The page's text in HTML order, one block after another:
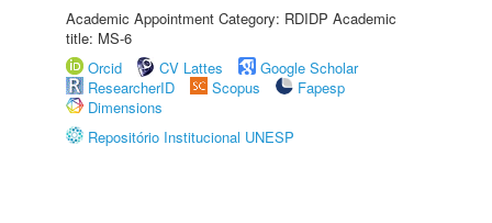
Academic Appointment Category: RDIDP Academic
title: MS-6
Orcid
CV Lattes
Google Scholar
ResearcherID
Scopus
Fapesp
Dimensions
Repositório Institucional UNESP